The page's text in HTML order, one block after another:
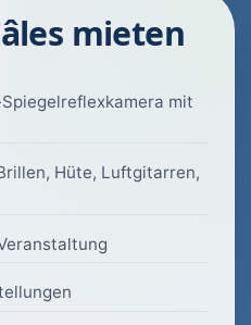
mieten
mit
Hüte, Luftgitarren,